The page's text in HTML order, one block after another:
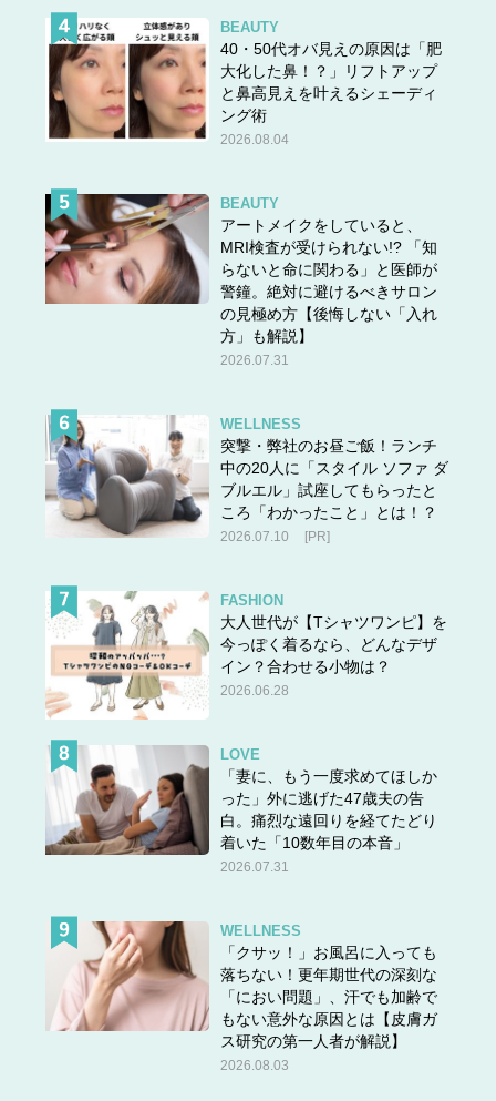
BEAUTY
40・50代オバ見えの原因は「肥
大化した鼻！？」リフトアップ
と鼻高見えを叶えるシェーディ
ング術
2026.08.04
BEAUTY
アートメイクをしていると、
MRI検査が受けられない!? 「知
らないと命に関わる」と医師が
警鐘。絶対に避けるべきサロン
の見極め方【後悔しない「入れ
方」も解説】
2026.07.31
WELLNESS
突撃・弊社のお昼ご飯！ランチ
中の20人に「スタイル ソファ ダ
ブルエル」試座してもらったと
ころ「わかったこと」とは！？
2026.07.10 [PR]
FASHION
大人世代が【Tシャツワンピ】を
今っぽく着るなら、どんなデザ
イン？合わせる小物は？
2026.06.28
LOVE
「妻に、もう一度求めてほしか
った」外に逃げた47歳夫の告
白。痛烈な遠回りを経てたどり
着いた「10数年目の本音」
2026.07.31
WELLNESS
「クサッ！」お風呂に入っても
落ちない！更年期世代の深刻な
「におい問題」、汗でも加齢で
もない意外な原因とは【皮膚ガ
ス研究の第一人者が解説】
2026.08.03